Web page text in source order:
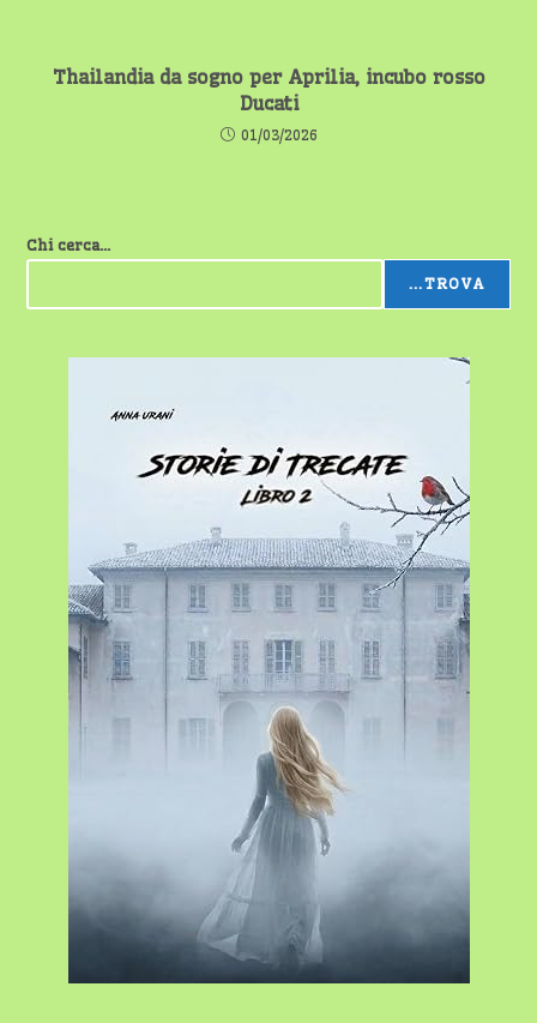
Thailandia da sogno per Aprilia, incubo rosso
Ducati
01/03/2026
Chi cerca...
...TROVA